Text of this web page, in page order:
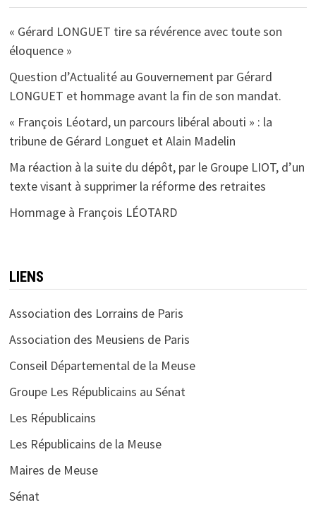
« Gérard LONGUET tire sa révérence avec toute son
éloquence »
Question d’Actualité au Gouvernement par Gérard
LONGUET et hommage avant la fin de son mandat.
« François Léotard, un parcours libéral abouti » : la
tribune de Gérard Longuet et Alain Madelin
Ma réaction à la suite du dépôt, par le Groupe LIOT, d’un
texte visant à supprimer la réforme des retraites
Hommage à François LÉOTARD
LIENS
Association des Lorrains de Paris
Association des Meusiens de Paris
Conseil Départemental de la Meuse
Groupe Les Républicains au Sénat
Les Républicains
Les Républicains de la Meuse
Maires de Meuse
Sénat